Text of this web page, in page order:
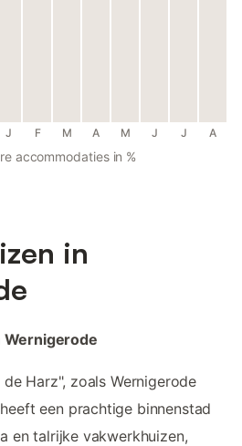
J F M A M J J A
accommodaties in %
in
Wernigerode
Harz", zoals Wernigerode
een prachtige binnenstad
en talrijke vakwerkhuizen,